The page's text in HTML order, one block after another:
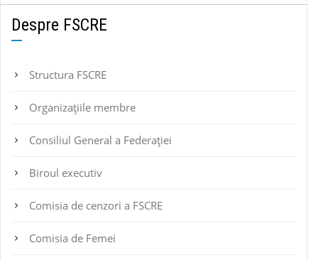
Despre FSCRE
Structura FSCRE
Organizațiile membre
Consiliul General a Federației
Biroul executiv
Comisia de cenzori a FSCRE
Comisia de Femei